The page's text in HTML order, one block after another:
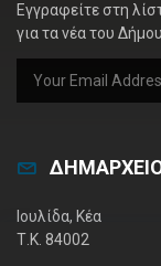
Εγγραφείτε στη
για τα νέα του
Ιουλίδα, Κέα
Τ.Κ. 84002